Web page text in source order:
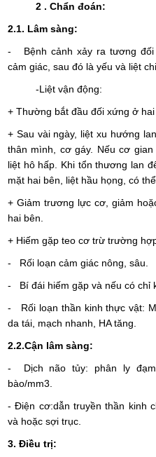
2 . Chẩn đoán:
2.1. Lâm sàng:
- Bệnh cảnh xảy ra tương đối
cảm giác, sau đó là yếu và liệt chi.
-Liệt vận động:
+ Thường bắt đầu đối xứng ở
+ Sau vài ngày, liệt xu hướng
thân mình, cơ gáy. Nếu cơ
liệt hô hấp. Khi tổn thương lan
mặt hai bên, liệt hầu họng, có
+ Giảm trương lực cơ, giảm
hai bên.
+ Hiếm gặp teo cơ trừ trường
- Rối loạn cảm giác nông, sâu.
- Bí đái hiếm gặp và nếu có chỉ
- Rối loạn thần kinh thực vật:
da tái, mạch nhanh, HA tăng.
2.2.Cận lâm sàng:
- Dịch não tủy: phân ly
bào/mm3.
- Điện cơ:dẫn truyền thần kinh
và hoặc sợi trục.
3. Điều trị: